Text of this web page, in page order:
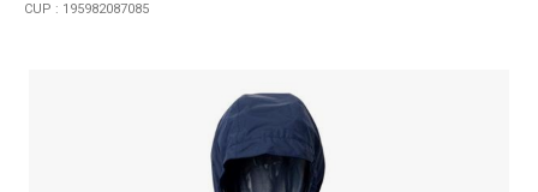
CUP : 195982087085